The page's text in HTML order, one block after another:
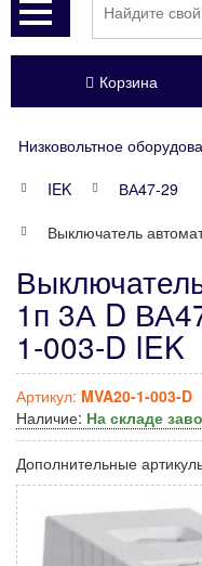
Корзина
Низковольтное
IEK
ВА47-29
Выключатель
1п 3А D
1-003-D IEK
Артикул: MVA20-1-003-D
Наличие: На складе
Дополнительные